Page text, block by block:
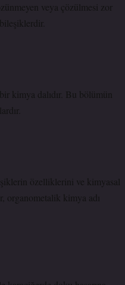
veya çözülmesi zor
kimya dalıdır. Bu bölümün
özelliklerini ve kimyasal
kimya adı